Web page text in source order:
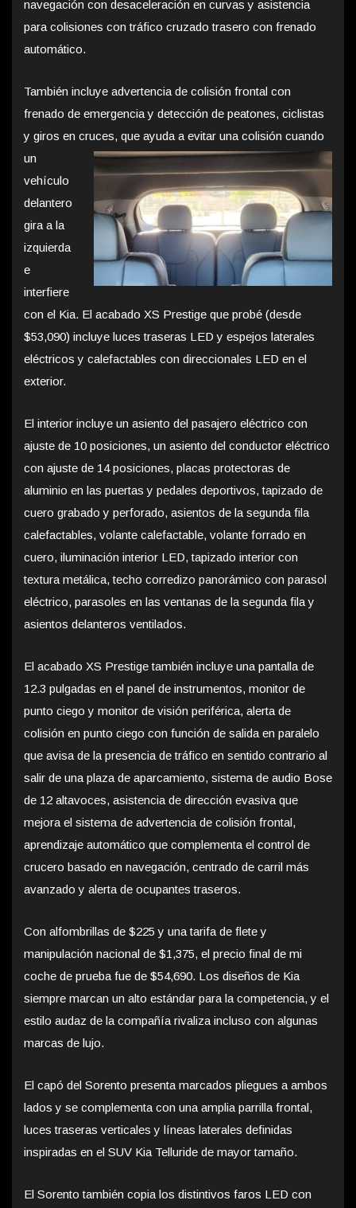
navegación con desaceleración en curvas y asistencia
para colisiones con tráfico cruzado trasero con frenado
automático.
También incluye advertencia de colisión frontal con
frenado de emergencia y detección de peatones, ciclistas
y giros en cruces, que ayuda a evitar una colisión cuando
un
vehículo
delantero
gira a la
izquierda
e
interfiere
con el Kia. El acabado XS Prestige que probé (desde
$53,090) incluye luces traseras LED y espejos laterales
eléctricos y calefactables con direccionales LED en el
exterior.
El interior incluye un asiento del pasajero eléctrico con
ajuste de 10 posiciones, un asiento del conductor eléctrico
con ajuste de 14 posiciones, placas protectoras de
aluminio en las puertas y pedales deportivos, tapizado de
cuero grabado y perforado, asientos de la segunda fila
calefactables, volante calefactable, volante forrado en
cuero, iluminación interior LED, tapizado interior con
textura metálica, techo corredizo panorámico con parasol
eléctrico, parasoles en las ventanas de la segunda fila y
asientos delanteros ventilados.
El acabado XS Prestige también incluye una pantalla de
12.3 pulgadas en el panel de instrumentos, monitor de
punto ciego y monitor de visión periférica, alerta de
colisión en punto ciego con función de salida en paralelo
que avisa de la presencia de tráfico en sentido contrario al
salir de una plaza de aparcamiento, sistema de audio Bose
de 12 altavoces, asistencia de dirección evasiva que
mejora el sistema de advertencia de colisión frontal,
aprendizaje automático que complementa el control de
crucero basado en navegación, centrado de carril más
avanzado y alerta de ocupantes traseros.
Con alfombrillas de $225 y una tarifa de flete y
manipulación nacional de $1,375, el precio final de mi
coche de prueba fue de $54,690. Los diseños de Kia
siempre marcan un alto estándar para la competencia, y el
estilo audaz de la compañía rivaliza incluso con algunas
marcas de lujo.
El capó del Sorento presenta marcados pliegues a ambos
lados y se complementa con una amplia parrilla frontal,
luces traseras verticales y líneas laterales definidas
inspiradas en el SUV Kia Telluride de mayor tamaño.
El Sorento también copia los distintivos faros LED con